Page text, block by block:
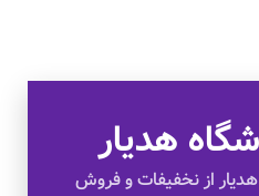
هدیار
از نخفیفات و فروش
های ویژه